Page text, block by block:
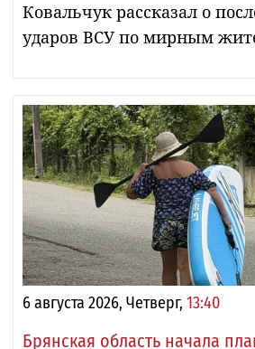
Ковальчук рассказал о
ударов ВСУ по мирным
6 августа 2026, Четверг, 13:40
Брянская область начала